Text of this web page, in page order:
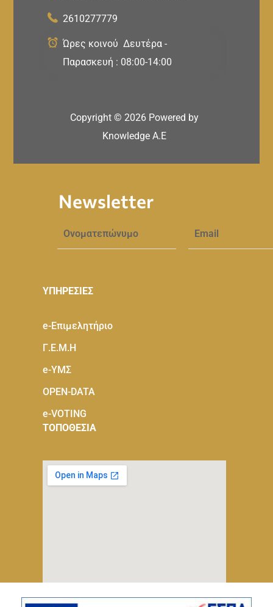
2610277779
Ώρες κοινού Δευτέρα -
Παρασκευή : 08:00-14:00
Copyright © 2026 Powered by
Knowledge A.E
Newsletter
ΥΠΗΡΕΣΙΕΣ
e-Eπιμελητήριο
Γ.Ε.Μ.Η
e-ΥΜΣ
OPEN-DATA
e-VOTING
ΤΟΠΟΘΕΣΙΑ